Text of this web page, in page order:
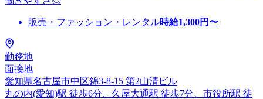
販売・ファッション・レンタル時給1,300円〜
勤務地
面接地
愛知県名古屋市中区錦3-8-15 第2山清ビル
丸の内(愛知)駅 徒歩6分、久屋大通駅 徒歩7分、市役所駅 徒